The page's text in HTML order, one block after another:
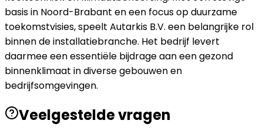
basis in Noord-Brabant en een focus op duurzame
toekomstvisies, speelt Autarkis B.V. een belangrijke rol
binnen de installatiebranche. Het bedrijf levert
daarmee een essentiële bijdrage aan een gezond
binnenklimaat in diverse gebouwen en
bedrijfsomgevingen.
Veelgestelde vragen